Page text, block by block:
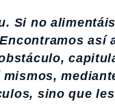
Si no
así
sino que